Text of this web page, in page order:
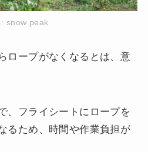
snow peak
ロープがなくなるとは、意
、フライシートにロープを
るため、時間や作業負担が